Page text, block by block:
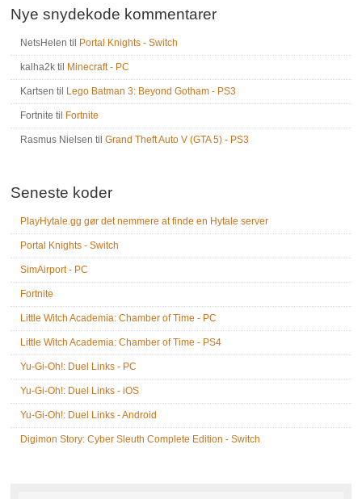
Nye snydekode kommentarer
NetsHelen til Portal Knights - Switch
kalha2k til Minecraft - PC
Kartsen til Lego Batman 3: Beyond Gotham - PS3
Fortnite til Fortnite
Rasmus Nielsen tilGrand Theft Auto V (GTA 5) - PS3
Seneste koder
PlayHytale.gg gør det nemmere at finde en Hytale server
Portal Knights - Switch
SimAirport - PC
Fortnite
Little Witch Academia: Chamber of Time - PC
Little Witch Academia: Chamber of Time - PS4
Yu-Gi-Oh!: Duel Links - PC
Yu-Gi-Oh!: Duel Links - iOS
Yu-Gi-Oh!: Duel Links - Android
Digimon Story: Cyber Sleuth Complete Edition - Switch